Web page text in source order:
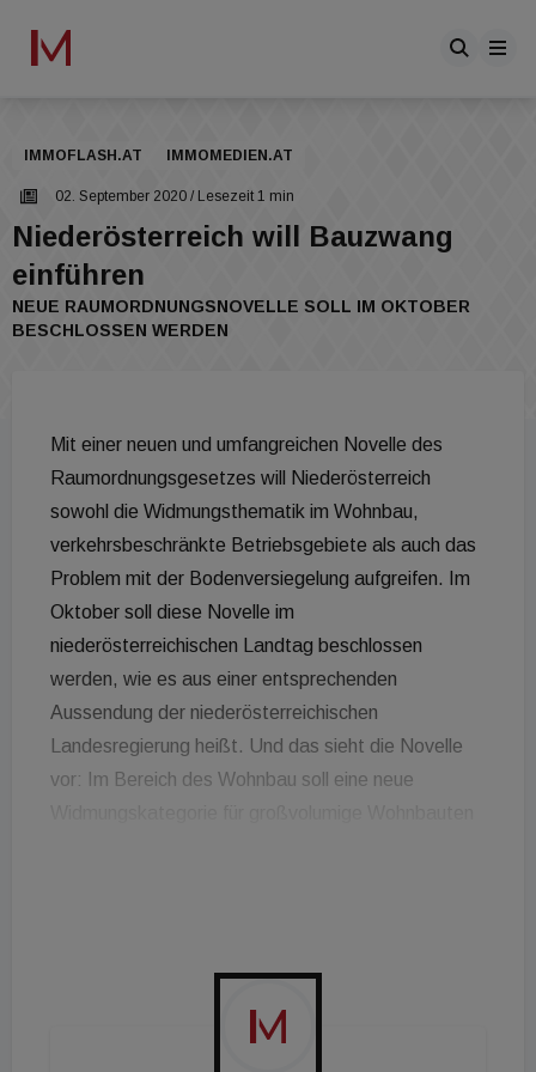
IMMOFLASH.AT IMMOMEDIEN.AT
02. September 2020 / Lesezeit 1 min
Niederösterreich will Bauzwang
einführen
NEUE RAUMORDNUNGSNOVELLE SOLL IM OKTOBER
BESCHLOSSEN WERDEN
Mit einer neuen und umfangreichen Novelle des
Raumordnungsgesetzes will Niederösterreich
sowohl die Widmungsthematik im Wohnbau,
verkehrsbeschränkte Betriebsgebiete als auch das
Problem mit der Bodenversiegelung aufgreifen. Im
Oktober soll diese Novelle im
niederösterreichischen Landtag beschlossen
werden, wie es aus einer entsprechenden
Aussendung der niederösterreichischen
Landesregierung heißt. Und das sieht die Novelle
vor: Im Bereich des Wohnbau soll eine neue
eingeführt werden. Sollten diese neu gewidmeten
Grundstücke innerhalb dieser Frist nicht bebaut
werden, werden sie laut Entwurf, automatisch